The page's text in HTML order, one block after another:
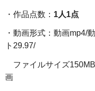
・作品点数： 1人1点
・動画形式：動画mp4/
ト29.97/
ファイルサイズ
画